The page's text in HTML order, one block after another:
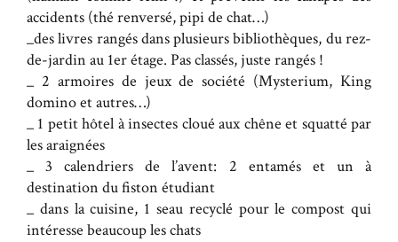
accidents (thé renversé, pipi de chat…)
_des livres rangés dans plusieurs bibliothèques, du rez-
de-jardin au 1er étage. Pas classés, juste rangés !
_ 2 armoires de jeux de société (Mysterium, King
domino et autres…)
_ 1 petit hôtel à insectes cloué aux chêne et squatté par
les araignées
_ 3 calendriers de l’avent: 2 entamés et un à
destination du fiston étudiant
_ dans la cuisine, 1 seau recyclé pour le compost qui
intéresse beaucoup les chats